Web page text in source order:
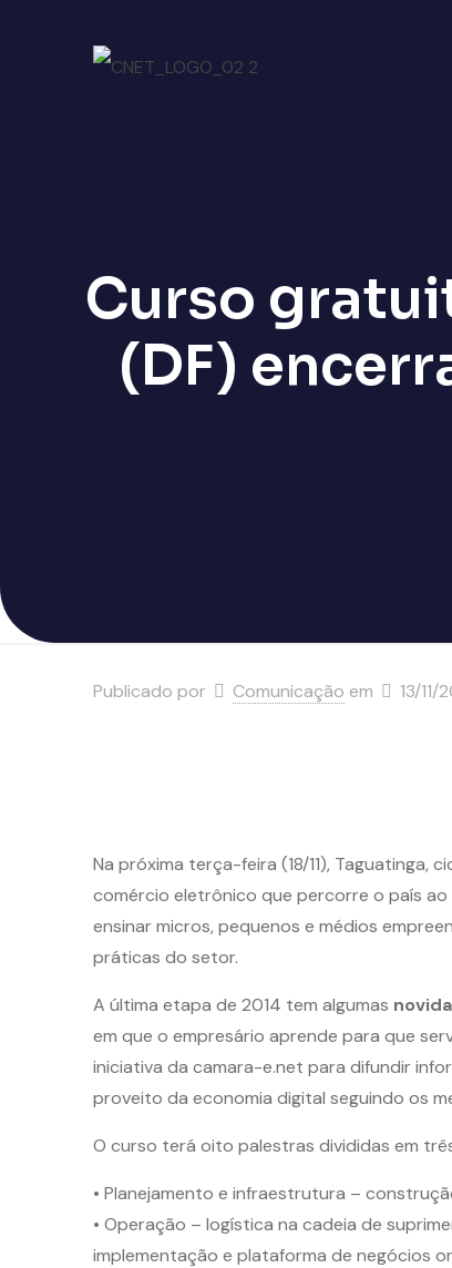
Curso
(DF)
Publicado por Comunicação em 13/11/
Na próxima terça-feira (18/11), Taguatinga,
comércio eletrônico que percorre o país ao
ensinar micros, pequenos e médios
práticas do setor.
A última etapa de 2014 tem algumas
em que o empresário aprende para que
iniciativa da camara-e.net para difundir
proveito da economia digital seguindo os
O curso terá oito palestras divididas em
• Planejamento e infraestrutura –
• Operação – logística na cadeia de
implementação e plataforma de negócios